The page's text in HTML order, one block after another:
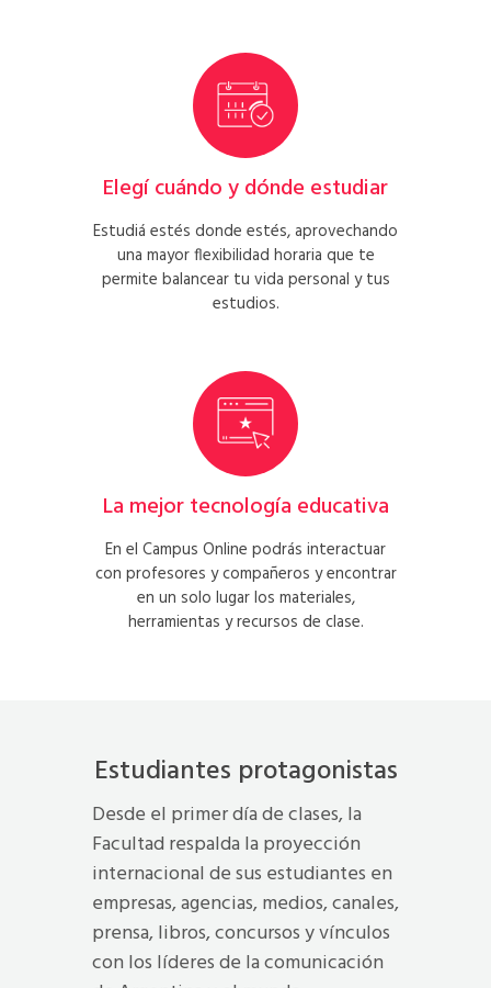
Elegí cuándo y dónde estudiar
Estudiá estés donde estés, aprovechando
una mayor flexibilidad horaria que te
permite balancear tu vida personal y tus
estudios.
La mejor tecnología educativa
En el Campus Online podrás interactuar
con profesores y compañeros y encontrar
en un solo lugar los materiales,
herramientas y recursos de clase.
Estudiantes protagonistas
Desde el primer día de clases, la
Facultad respalda la proyección
internacional de sus estudiantes en
empresas, agencias, medios, canales,
prensa, libros, concursos y vínculos
con los líderes de la comunicación